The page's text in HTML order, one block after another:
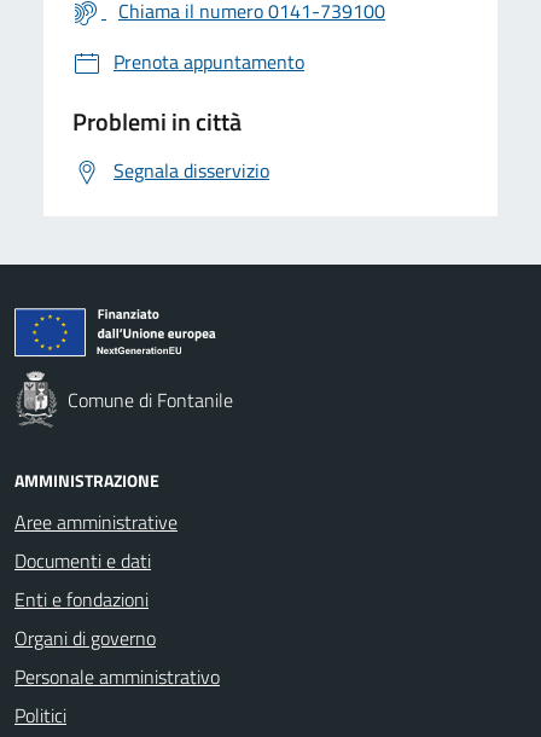
Chiama il numero 0141-739100
Prenota appuntamento
Problemi in città
Segnala disservizio
Comune di Fontanile
AMMINISTRAZIONE
Aree amministrative
Documenti e dati
Enti e fondazioni
Organi di governo
Personale amministrativo
Politici